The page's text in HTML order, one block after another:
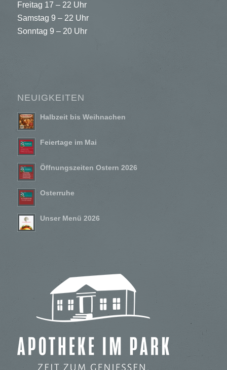
Freitag 17 – 22 Uhr
Samstag 9 – 22 Uhr
Sonntag 9 – 20 Uhr
NEUIGKEITEN
Halbzeit bis Weihnachen
Feiertage im Mai
Öffnungszeiten Ostern 2026
Osterruhe
Unser Menü 2026